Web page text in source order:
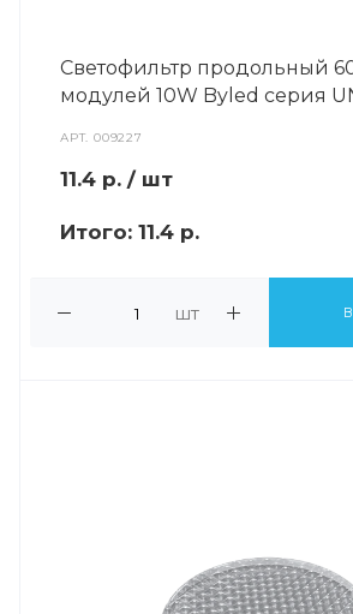
Светофильтр продольный
модулей 10W Byled серия
АРТ.009227
11.4 р. / шт
Итого: 11.4 р.
шт